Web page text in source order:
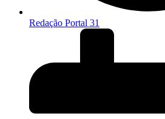
Redação Portal 31